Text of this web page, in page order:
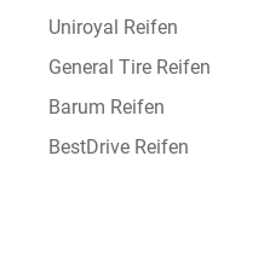
Uniroyal Reifen
General Tire Reifen
Barum Reifen
BestDrive Reifen